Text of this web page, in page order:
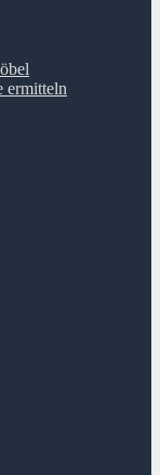
ermitteln